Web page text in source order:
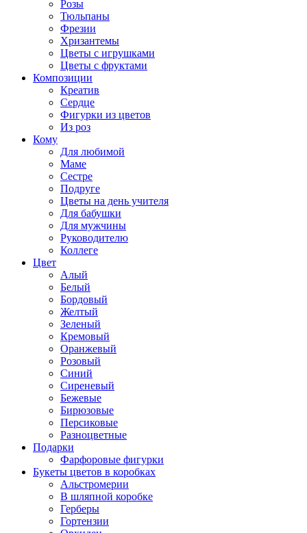
Розы
Тюльпаны
Фрезии
Хризантемы
Цветы с игрушками
Цветы с фруктами
Композиции
Креатив
Сердце
Фигурки из цветов
Из роз
Кому
Для любимой
Маме
Сестре
Подруге
Цветы на день учителя
Для бабушки
Для мужчины
Руководителю
Коллеге
Цвет
Алый
Белый
Бордовый
Желтый
Зеленый
Кремовый
Оранжевый
Розовый
Синий
Сиреневый
Бежевые
Бирюзовые
Персиковые
Разноцветные
Подарки
Фарфоровые фигурки
Букеты цветов в коробках
Альстромерии
В шляпной коробке
Герберы
Гортензии